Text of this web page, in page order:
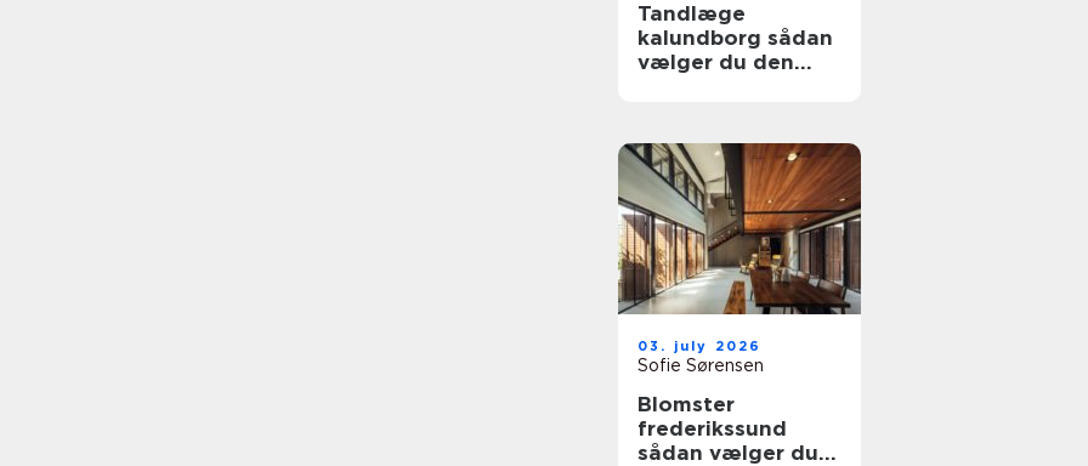
Tandlæge
kalundborg sådan
vælger du den
03. july 2026
Sofie Sørensen
Blomster
frederikssund
sådan vælger du